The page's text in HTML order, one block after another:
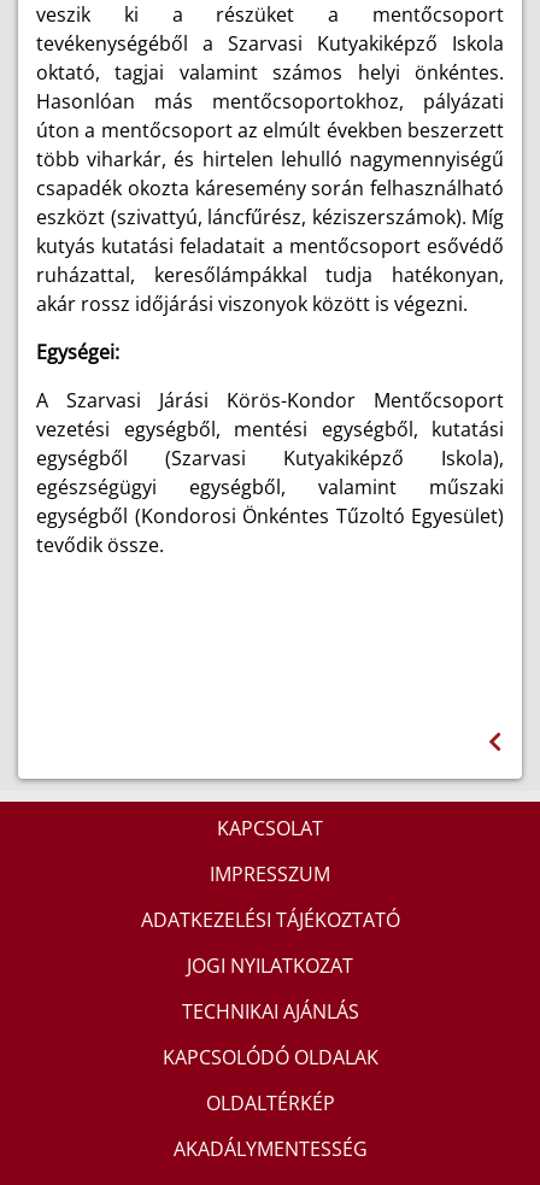
veszik ki a részüket a mentőcsoport
tevékenységéből a Szarvasi Kutyakiképző Iskola
oktató, tagjai valamint számos helyi önkéntes.
Hasonlóan más mentőcsoportokhoz, pályázati
úton a mentőcsoport az elmúlt években beszerzett
több viharkár, és hirtelen lehulló nagymennyiségű
csapadék okozta káresemény során felhasználható
eszközt (szivattyú, láncfűrész, kéziszerszámok). Míg
kutyás kutatási feladatait a mentőcsoport esővédő
ruházattal, keresőlámpákkal tudja hatékonyan,
akár rossz időjárási viszonyok között is végezni.
Egységei:
A Szarvasi Járási Körös-Kondor Mentőcsoport
vezetési egységből, mentési egységből, kutatási
egységből (Szarvasi Kutyakiképző Iskola),
egészségügyi egységből, valamint műszaki
egységből (Kondorosi Önkéntes Tűzoltó Egyesület)
tevődik össze.
KAPCSOLAT
IMPRESSZUM
ADATKEZELÉSI TÁJÉKOZTATÓ
JOGI NYILATKOZAT
TECHNIKAI AJÁNLÁS
KAPCSOLÓDÓ OLDALAK
OLDALTÉRKÉP
AKADÁLYMENTESSÉG